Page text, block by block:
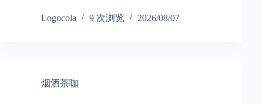
Logocola 9 次浏览 2026/08/07
烟酒茶咖